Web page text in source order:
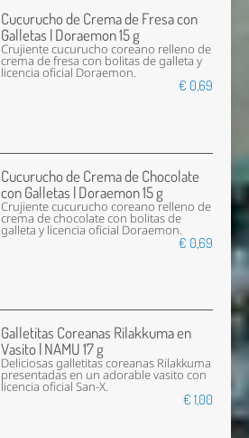
Cucurucho de Crema de Fresa con
Galletas | Doraemon 15 g
Crujiente cucurucho coreano relleno de
crema de fresa con bolitas de galleta y
licencia oficial Doraemon.
€ 0,69
Cucurucho de Crema de Chocolate
con Galletas | Doraemon 15 g
Crujiente cucurucho coreano relleno de
crema de chocolate con bolitas de
galleta y licencia oficial Doraemon.
€ 0,69
Galletitas Coreanas Rilakkuma en
Vasito | NAMU 17 g
Deliciosas galletitas coreanas Rilakkuma
presentadas en un adorable vasito con
licencia oficial San-X.
€ 1,00